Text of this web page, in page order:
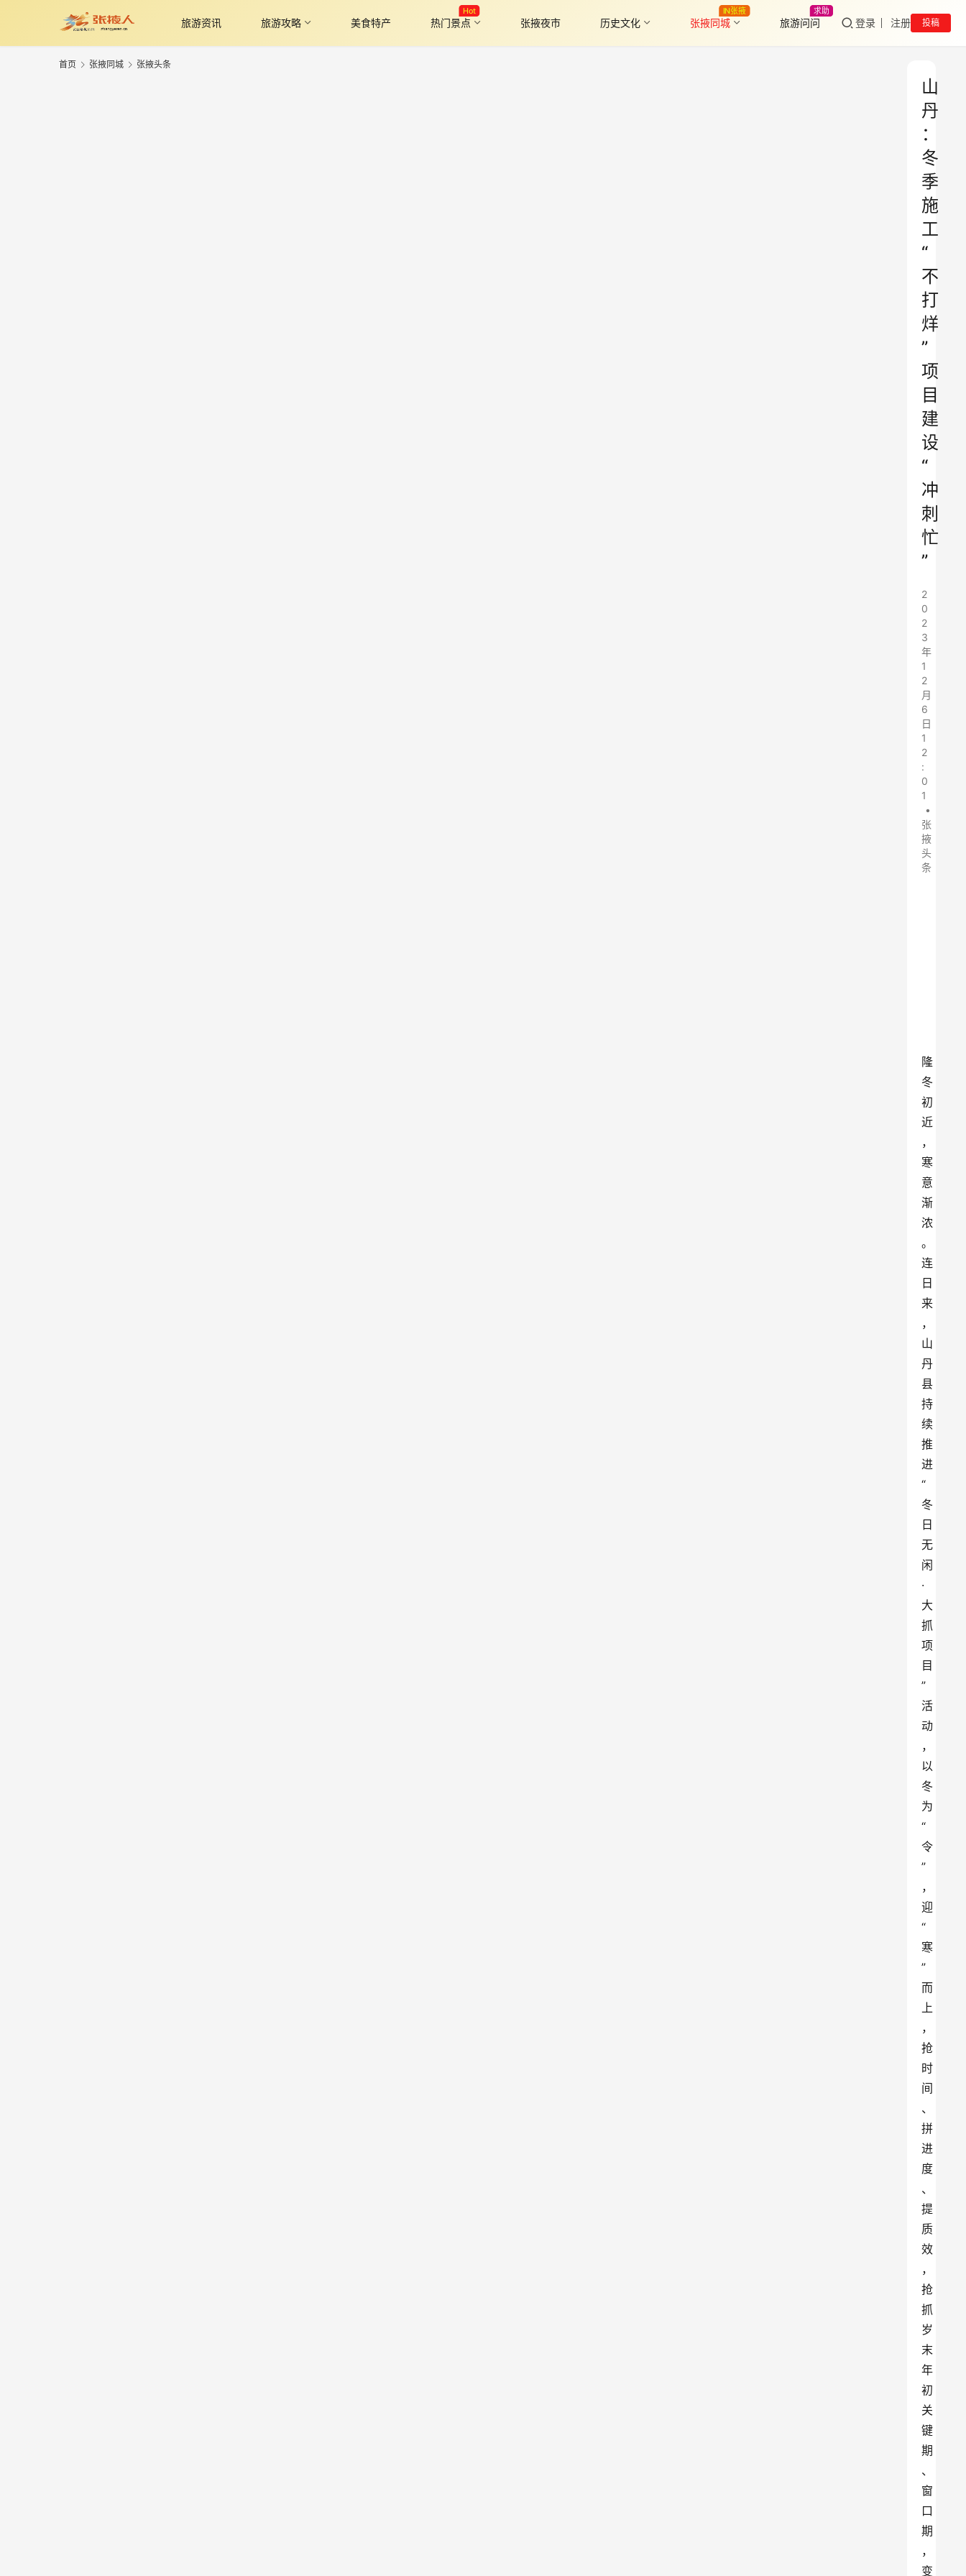
旅游资讯 旅游攻略 美食特产 热门景点
Hot
张掖夜市 历史文化 张掖同城
IN张掖
旅游问问
求助
登录 注册 投稿
首页 张掖同城 张掖头条
山
丹
：
冬
季
施
工
“
不
打
烊
”
项
目
建
设
“
冲
刺
忙
”
2
0
2
3
年
1
2
月
6
日
1
2
:
0
1
•
张
掖
头
条
隆
冬
初
近
，
寒
意
渐
浓
。
连
日
来
，
山
丹
县
持
续
推
进
“
冬
日
无
闲
·
大
抓
项
目
”
活
动
，
以
冬
为
“
令
”
，
迎
“
寒
”
而
上
，
抢
时
间
、
拼
进
度
、
提
质
效
，
抢
抓
岁
末
年
初
关
键
期
、
窗
口
期
，
变